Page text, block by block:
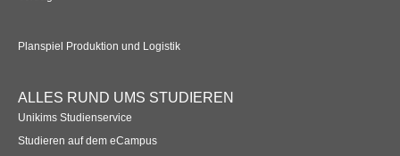
Planspiel Produktion und Logistik
ALLES RUND UMS STUDIEREN
Unikims Studienservice
Studieren auf dem eCampus